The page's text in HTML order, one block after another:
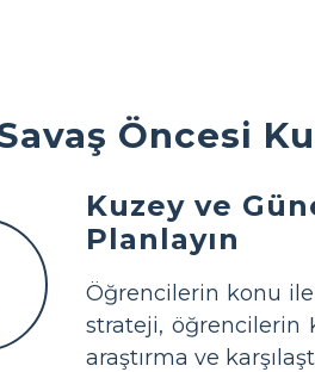
Öncesi
Kuzey ve
Planlayın
Öğrencilerin konu ile
strateji, öğrencilerin
araştırma ve